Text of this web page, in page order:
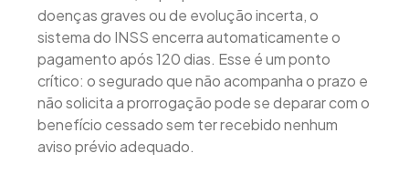
doenças graves ou de evolução incerta, o
sistema do INSS encerra automaticamente o
pagamento após 120 dias. Esse é um ponto
crítico: o segurado que não acompanha o prazo e
não solicita a prorrogação pode se deparar com o
benefício cessado sem ter recebido nenhum
aviso prévio adequado.